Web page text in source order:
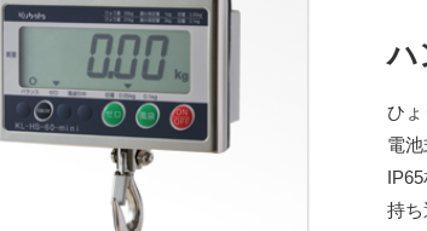
ハ
ひょ
電
持ち